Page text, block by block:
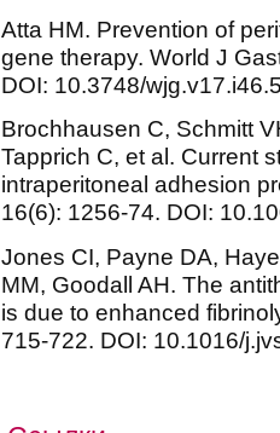
Atta HM. Prevention of
gene therapy. World J
DOI: 10.3748/
Brochhausen C, Schmitt
Tapprich C, et al. Current
intraperitoneal adhesion
16(6): 1256-74. DOI:
Jones CI, Payne DA,
MM, Goodall AH. The
is due to enhanced
715-722. DOI: 10.1016/